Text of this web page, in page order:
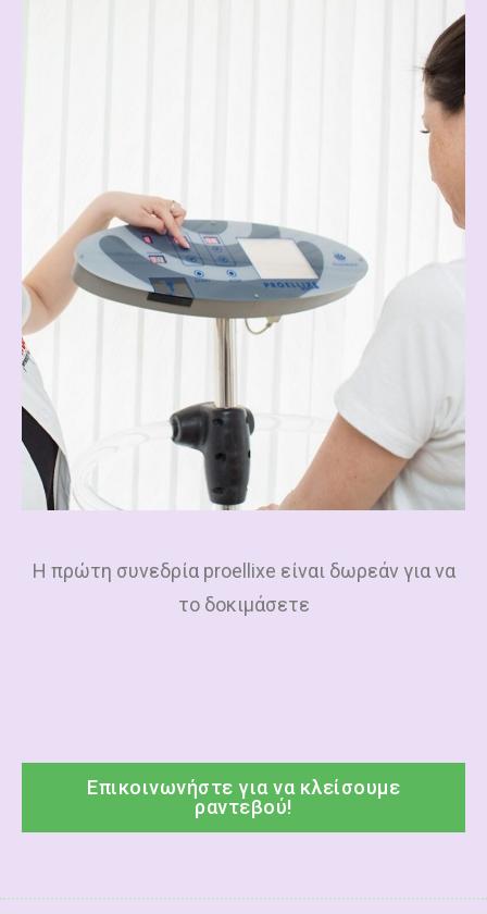
Η πρώτη συνεδρία proellixe είναι δωρεάν για να
το δοκιμάσετε
Επικοινωνήστε για να κλείσουμε
ραντεβού!